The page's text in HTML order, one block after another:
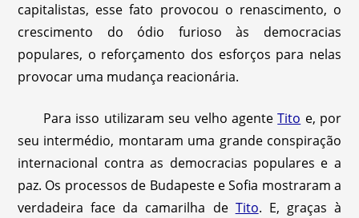
capitalistas, esse fato provocou o renascimento, o
crescimento do ódio furioso às democracias
populares, o reforçamento dos esforços para nelas
provocar uma mudança reacionária.
Para isso utilizaram seu velho agenteTito e, por
seu intermédio, montaram uma grande conspiração
internacional contra as democracias populares e a
paz. Os processos de Budapeste e Sofia mostraram a
verdadeira face da camarilha de Tito. E, graças à